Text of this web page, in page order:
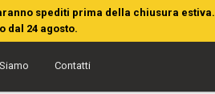
spediti prima della chiusura estiva.
dal 24 agosto.
Contatti